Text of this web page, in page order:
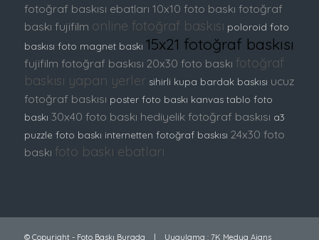
fotoğraf baskısı ebatları 10x10 foto baskı fotoğraf
baskı fujifilm online fotoğraf baskısı poloroid foto
baskısı foto magnet baskı 15x21 fotoğraf baskısı
fujifilm fotoğraf baskısı 20x30 foto baskı fotoğraf
baskısı yapan yerler sihirli kupa bardak baskısı ucuz
fotoğraf baskısı poster foto baskı kanvas tablo foto
baskı 30x40 foto baskı hediyelik fotoğraf baskısı a3
puzzle foto baskı internetten fotoğraf baskısı 24x30 foto
baskı foto baskı ebatları
© Copyright - Foto Baskı Burada | Uygulama : 7K Medya Ajans